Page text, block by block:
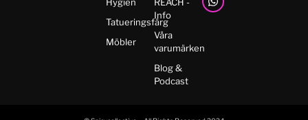
Hygien
Tatueringsfärg
Möbler
REACH -
Info
Våra
varumärken
Blog &
Podcast